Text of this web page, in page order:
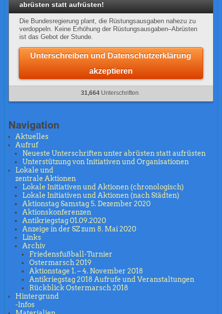
abrüsten statt aufrüsten!
Die Bundesregierung plant, die Rüstungsausgaben nahezu zu
verdoppeln. Keine Erhöhung der Rüstungsausgaben–Abrüsten
ist das Gebot der Stunde.
Unterschreiben und Datenschutzerklärung
akzeptieren
31,664 Unterschriften
Navigation
Aktuelles
Aufruf
Neueste Unterschriften unter abrüsten statt aufrüsten
Unterstützung von Initiativen und Organisationen
Lokale und
zentrale Aktionen
Lokale Initiativen und Aktionen (chronologisch)
Lokale Initiativen und Aktionen (nach Städten)
Aktionstag Samstag 5. Dezember 2020
Aktionskonferenzen
Antikriegstag 01.09.2020
Anzeige in der SZ zum 8. Mai 2020
Links
Archiv
Friedensfußball-Turnier
Ostermarsch 2019
Aktionstage 1. – 4. November 2018
Antikriegstag 2018 Aufrufe und Veranstaltungen
Rückblick Ostermarsch 2018
Hintergrund
-Infos